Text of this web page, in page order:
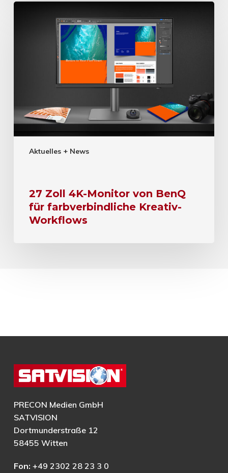
Aktuelles + News
27 Zoll 4K-Monitor von BenQ
für farbverbindliche Kreativ-
Workflows
PRECON Medien GmbH
SATVISION
Dortmunderstraße 12
58455 Witten
Fon: +49 2302 28 23 3 0